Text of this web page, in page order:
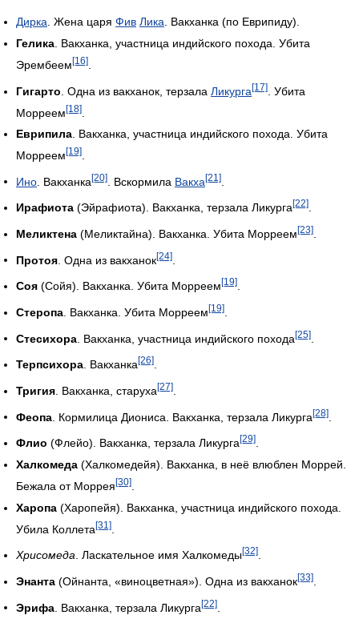
Дирка . Жена царя Фив Лика . Вакханка (по Еврипиду).
Гелика . Вакханка, участница индийского похода. Убита
Эрембеем [16]
Гигарто . Одна из вакханок, терзала Ликурга[17]
. Убита
Морреем[18]
Еврипила . Вакханка, участница индийского похода. Убита
Морреем [19]
Ино . Вакханка[20] . Вскормила Вакха[21]
Ирафиота (Эйрафиота). Вакханка, терзала Ликурга [22]
Меликтена (Меликтайна). Вакханка. Убита Морреем [23]
Протоя . Одна из вакханок[24]
Соя (Сойя). Вакханка. Убита Морреем [19]
Стеропа . Вакханка. Убита Морреем [19]
Стесихора . Вакханка, участница индийского похода[25]
Терпсихора . Вакханка [26]
Тригия . Вакханка, старуха [27]
Феопа . Кормилица Диониса. Вакханка, терзала Ликурга[28]
Флио (Флейо). Вакханка, терзала Ликурга [29]
Халкомеда (Халкомедейя). Вакханка, в неё влюблен Моррей.
Бежала от Моррея[30]
Харопа (Харопейя). Вакханка, участница индийского похода.
Убила Коллета[31]
Хрисомеда . Ласкательное имя Халкомеды[32]
Энанта (Ойнанта, «виноцветная»). Одна из вакханок[33]
Эрифа . Вакханка, терзала Ликурга[22]